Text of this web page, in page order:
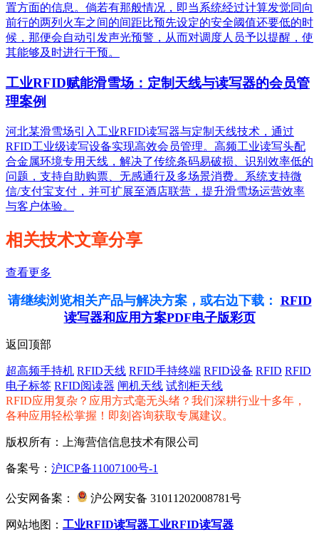
置方面的信息。倘若有那般情况，即当系统经过计算发觉同向
前行的两列火车之间的间距比预先设定的安全阈值还要低的时
候，那便会自动引发声光预警，从而对调度人员予以提醒，使
其能够及时进行干预。
工业RFID赋能滑雪场：定制天线与读写器的会员管
理案例
河北某滑雪场引入工业RFID读写器与定制天线技术，通过
RFID工业级读写设备实现高效会员管理。高频工业读写头配
合金属环境专用天线，解决了传统条码易破损、识别效率低的
问题，支持自助购票、无感通行及多场景消费。系统支持微
信/支付宝支付，并可扩展至酒店联营，提升滑雪场运营效率
与客户体验。
相关技术文章分享
查看更多
请继续浏览相关产品与解决方案，或右边下载： RFID
读写器和应用方案PDF电子版彩页
返回顶部
超高频手持机 RFID天线 RFID手持终端 RFID设备 RFID RFID
电子标签 RFID阅读器 闸机天线 试剂柜天线
RFID应用复杂？应用方式毫无头绪？我们深耕行业十多年，
各种应用轻松掌握！即刻咨询获取专属建议。
版权所有：上海营信信息技术有限公司
备案号： 沪ICP备11007100号-1
公安网备案： 沪公网安备 31011202008781号
网站地图： 工业RFID读写器工业RFID读写器